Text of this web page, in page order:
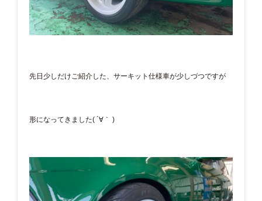
先日少しだけご紹介した、サーキット仕様車が少しづつですが
形になってきました( ´∀｀ )